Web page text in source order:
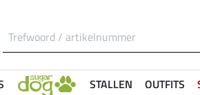
STALLEN OUTFITS